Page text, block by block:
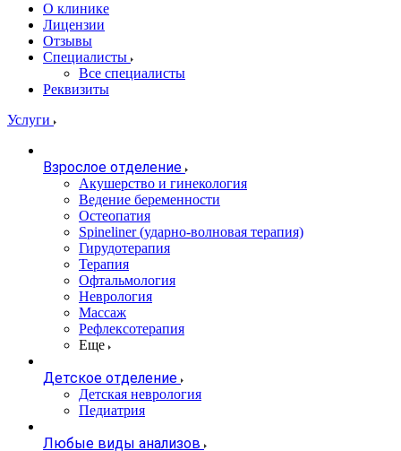
О клинике
Лицензии
Отзывы
Специалисты
Все специалисты
Реквизиты
Услуги
Взрослое отделение
Акушерство и гинекология
Ведение беременности
Остеопатия
Spineliner (ударно-волновая терапия)
Гирудотерапия
Терапия
Офтальмология
Неврология
Массаж
Рефлексотерапия
Еще
Детское отделение
Детская неврология
Педиатрия
Любые виды анализов